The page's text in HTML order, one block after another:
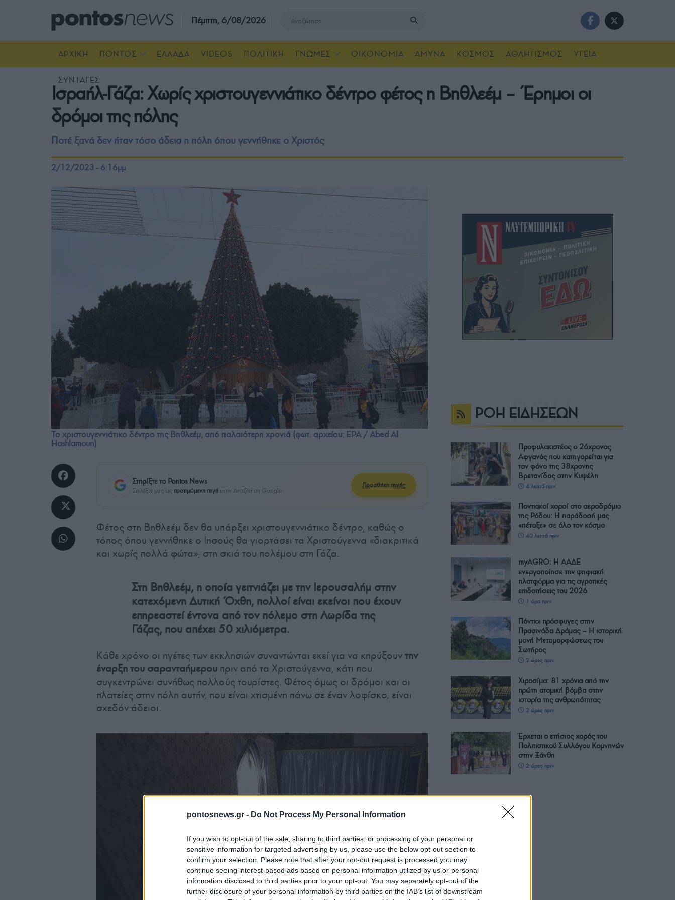
pontosnews.gr - Do Not Process My Personal Information
If you wish to opt-out of the sale, sharing to third parties, or processing of your personal or
sensitive information for targeted advertising by us, please use the below opt-out section to
confirm your selection. Please note that after your opt-out request is processed you may
continue seeing interest-based ads based on personal information utilized by us or personal
information disclosed to third parties prior to your opt-out. You may separately opt-out of the
further disclosure of your personal information by third parties on the IAB’s list of downstream
Πέμπτη, 6/08/2026
ΑΡΧΙΚΗ ΠΟΝΤΟΣ ΕΛΛΑΔΑ VIDEOS ΠΟΛΙΤΙΚΗ ΓΝΩΜΕΣ ΟΙΚΟΝΟΜΙΑ ΑΜΥΝΑ ΚΟΣΜΟΣ ΑΘΛΗΤΙΣΜΟΣ ΥΓΕΙΑ
ΣΥΝΤΑΓΕΣ
Ισραήλ-Γάζα: Χωρίς χριστουγεννιάτικο δέντρο φέτος η Βηθλεέμ – Έρημοι οι
δρόμοι της πόλης
Ποτέ ξανά δεν ήταν τόσο άδεια η πόλη όπου γεννήθηκε ο Χριστός
2/12/2023 - 6:16μμ
Το χριστουγεννιάτικο δέντρο της Βηθλεέμ, από παλαιότερη χρονιά (φωτ. αρχείου: EPA / Abed Al
Hashlamoun)
Στηρίξτε το Pontos News
Επιλέξτε μας ως προτιμώμενη πηγή στην Αναζήτηση Google
Προσθήκη πηγής
Φέτος στη Βηθλεέμ δεν θα υπάρξει χριστουγεννιάτικο δέντρο, καθώς ο
τόπος όπου γεννήθηκε ο Ιησούς θα γιορτάσει τα Χριστούγεννα «διακριτικά
και χωρίς πολλά φώτα», στη σκιά του πολέμου στη Γάζα.
Στη Βηθλεέμ, η οποία γειτνιάζει με την Ιερουσαλήμ στην
κατεχόμενη Δυτική Όχθη, πολλοί είναι εκείνοι που έχουν
επηρεαστεί έντονα από τον πόλεμο στη Λωρίδα της
Γάζας, που απέχει 50 χιλιόμετρα.
Κάθε χρόνο οι ηγέτες των εκκλησιών συναντώνται εκεί για να κηρύξουντην
έναρξη του σαρανταήμερου πριν από τα Χριστούγεννα, κάτι που
συγκεντρώνει συνήθως πολλούς τουρίστες. Φέτος όμως οι δρόμοι και οι
πλατείες στην πόλη αυτήν, που είναι χτισμένη πάνω σε έναν λοφίσκο, είναι
σχεδόν άδειοι.
ΡΟΗ ΕΙΔΗΣΕΩΝ
Προφυλακιστέος ο 26χρονος
Αφγανός που κατηγορείται για
τον φόνο της 38χρονης
Βρετανίδας στην Κυψέλη
4 λεπτά πριν
Ποντιακοί χοροί στο αεροδρόμιο
της Ρόδου: Η παράδοσή μας
«πέταξε» σε όλο τον κόσμο
40 λεπτά πριν
myAGRO: Η ΑΑΔΕ
ενεργοποίησε την ψηφιακή
πλατφόρμα για τις αγροτικές
επιδοτήσεις του 2026
1 ώρα πριν
Πόντιοι πρόσφυγες στην
Πρασινάδα Δράμας – Η ιστορική
μονή Μεταμορφώσεως του
Σωτήρος
2 ώρες πριν
Χιροσίμα: 81 χρόνια από την
πρώτη ατομική βόμβα στην
ιστορία της ανθρωπότητας
2 ώρες πριν
Έρχεται ο ετήσιος χορός του
Πολιτιστικού Συλλόγου Κομνηνών
στην Ξάνθη
2 ώρες πριν